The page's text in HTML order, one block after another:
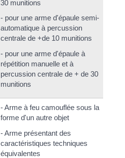
30 munitions
- pour une arme d'épaule semi-
automatique à percussion
centrale de +de 10 munitions
- pour une arme d'épaule à
répétition manuelle et à
percussion centrale de + de 30
munitions
- Arme à feu camouflée sous la
forme d'un autre objet
- Arme présentant des
caractéristiques techniques
équivalentes